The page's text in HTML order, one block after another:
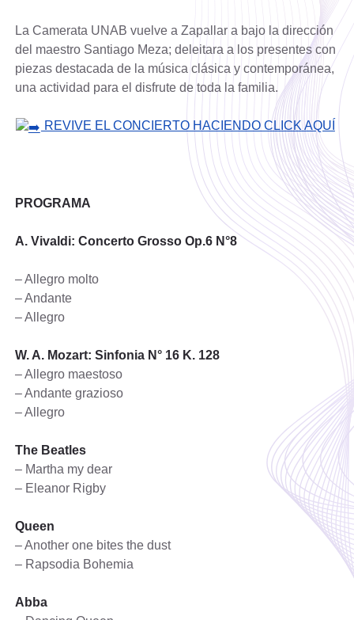
La Camerata UNAB vuelve a Zapallar a bajo la dirección
del maestro Santiago Meza; deleitara a los presentes con
piezas destacada de la música clásica y contemporánea,
una actividad para el disfrute de toda la familia.
REVIVE EL CONCIERTO HACIENDO CLICK AQUÍ
PROGRAMA
A. Vivaldi: Concerto Grosso Op.6 N°8
– Allegro molto
– Andante
– Allegro
W. A. Mozart: Sinfonia N° 16 K. 128
– Allegro maestoso
– Andante grazioso
– Allegro
The Beatles
– Martha my dear
– Eleanor Rigby
Queen
– Another one bites the dust
– Rapsodia Bohemia
Abba